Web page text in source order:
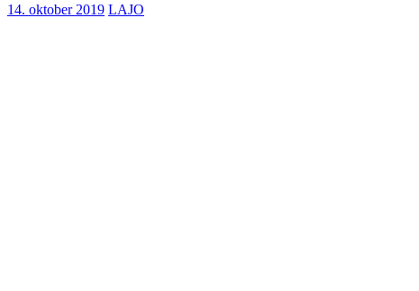
14. oktober 2019 LAJO